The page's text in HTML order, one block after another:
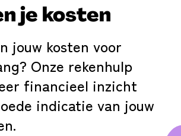
je kosten
jouw kosten voor
Onze rekenhulp
financieel inzicht
indicatie van jouw